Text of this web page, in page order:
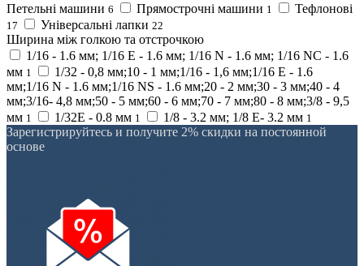
Петельні машини 6 Прямострочні машини 1 Тефлонові
17 Універсальні лапки 22
Ширина між голкою та отстрочкою
1/16 - 1.6 мм; 1/16 E - 1.6 мм; 1/16 N - 1.6 мм; 1/16 NC - 1.6
мм 1
1/32 - 0,8 мм;10 - 1 мм;1/16 - 1,6 мм;1/16 E - 1.6
мм;1/16 N - 1.6 мм;1/16 NS - 1.6 мм;20 - 2 мм;30 - 3 мм;40 - 4
мм;3/16- 4,8 мм;50 - 5 мм;60 - 6 мм;70 - 7 мм;80 - 8 мм;3/8 - 9,5
мм 1 1/32E - 0.8 мм 1 1/8 - 3.2 мм; 1/8 E- 3.2 мм 1
Зарегистрируйтесь и получите 2% скидки на постоянной
основе